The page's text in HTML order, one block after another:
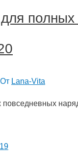
Lana-Vita
повседневных